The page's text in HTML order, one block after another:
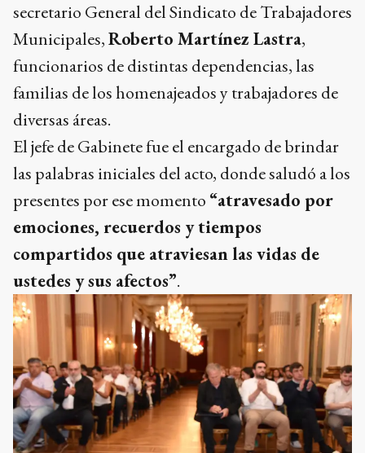
secretario General del Sindicato de Trabajadores
Municipales,Roberto Martínez Lastra,
funcionarios de distintas dependencias, las
familias de los homenajeados y trabajadores de
diversas áreas.
El jefe de Gabinete fue el encargado de brindar
las palabras iniciales del acto, donde saludó a los
presentes por ese momento “atravesado por
emociones, recuerdos y tiempos
compartidos que atraviesan las vidas de
ustedes y sus afectos”.